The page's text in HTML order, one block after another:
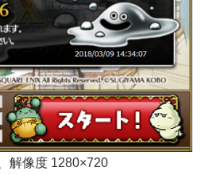
解像度 1280×720